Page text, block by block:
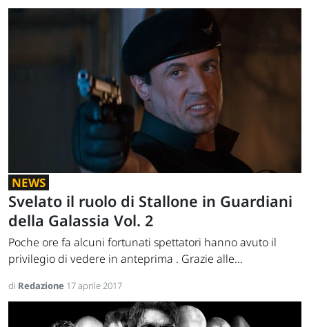
NEWS
Svelato il ruolo di Stallone in Guardiani
della Galassia Vol. 2
Poche ore fa alcuni fortunati spettatori hanno avuto il
privilegio di vedere in anteprima . Grazie alle...
di Redazione 17 aprile 2017